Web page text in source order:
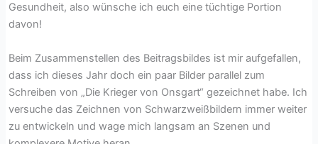
Gesundheit, also wünsche ich euch eine tüchtige Portion
davon!
Beim Zusammenstellen des Beitragsbildes ist mir aufgefallen,
dass ich dieses Jahr doch ein paar Bilder parallel zum
Schreiben von „Die Krieger von Onsgart“ gezeichnet habe. Ich
versuche das Zeichnen von Schwarzweißbildern immer weiter
zu entwickeln und wage mich langsam an Szenen und